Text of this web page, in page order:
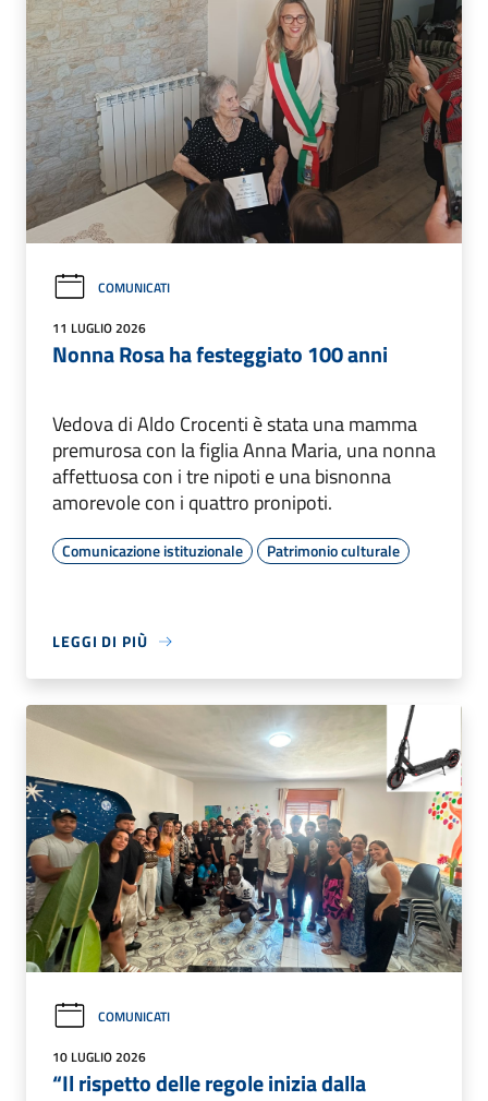
COMUNICATI
11 LUGLIO 2026
Nonna Rosa ha festeggiato 100 anni
Vedova di Aldo Crocenti è stata una mamma
premurosa con la figlia Anna Maria, una nonna
affettuosa con i tre nipoti e una bisnonna
amorevole con i quattro pronipoti.
Comunicazione istituzionale Patrimonio culturale
LEGGI DI PIÙ
COMUNICATI
10 LUGLIO 2026
“Il rispetto delle regole inizia dalla